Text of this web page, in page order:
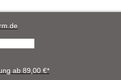
ab 89,00 €*